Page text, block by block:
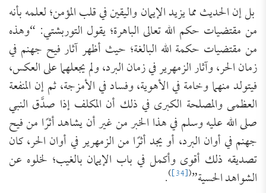
بل إن الحديث مما يزيد الإيمان واليقين في قلب المؤمن؛ لعلمه بأنه
من مقتضيات حكم الله تعالى الباهرة؛ يقول التوربشتي: “وهذه
من مقتضيات حكمة الله البالغة؛ حيث أظهر آثار فيح جهنم في
زمان الحر، وآثار الزمهرير في زمان البرد، ولم يجعلهما على العكس،
فيتولد منهما وخامة في الأهوية، وفساد في الأمزجة، ثم إن المنفعة
العظمى والمصلحة الكبرى في ذلك أن المكلف إذا صدَّق النبي
صلى الله عليه وسلم في هذا الخبر من غير أن يشاهد أثرًا من فيح
جهنم في أوان البرد، أو يجد أثرًا من الزمهرير في أوان الحر، كان
تصديقه ذلك أقوى وأكمل في باب الإيمان بالغيب؛ لخلوه عن
الشواهد الحسية”(
[34]
)
.